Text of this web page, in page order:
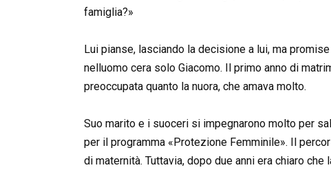
famiglia?»
Lui pianse, lasciando la decisione a lui, ma
nelluomo cera solo Giacomo. Il primo anno di
preoccupata quanto la nuora, che amava molto.
Suo marito e i suoceri si impegnarono molto per
per il programma «Protezione Femminile». Il
di maternità. Tuttavia, dopo due anni era chiaro